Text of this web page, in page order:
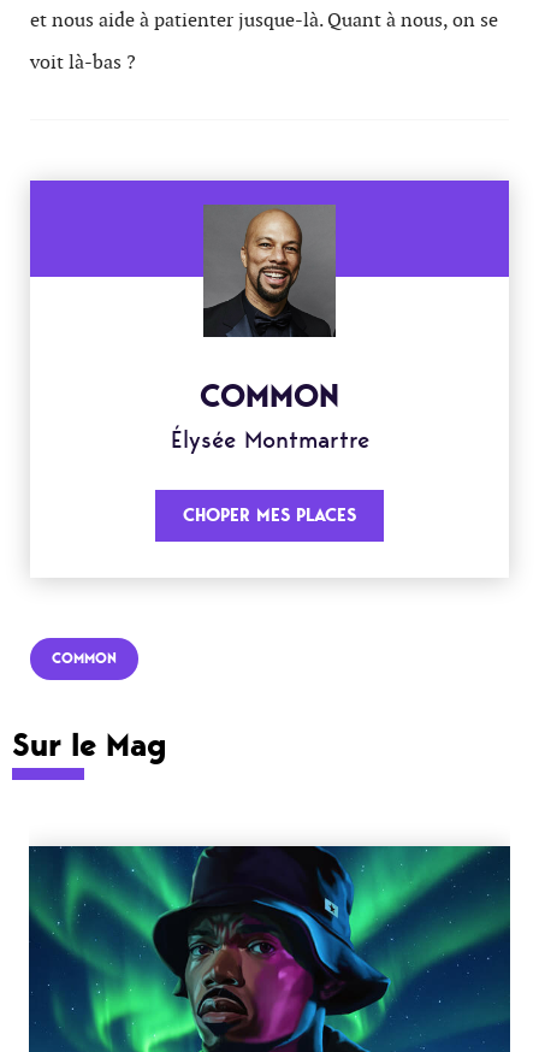
et nous aide à patienter jusque-là. Quant à nous, on se
voit là-bas ?
COMMON
Élysée Montmartre
CHOPER MES PLACES
COMMON
Sur le Mag